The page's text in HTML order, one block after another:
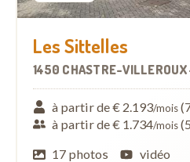
Les Sittelles
1450 CHASTRE-
à partir de € 2.193/mois
à partir de € 1.734/mois
17 photos
vidéo